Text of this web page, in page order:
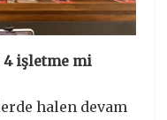
4 işletme mi
halen devam